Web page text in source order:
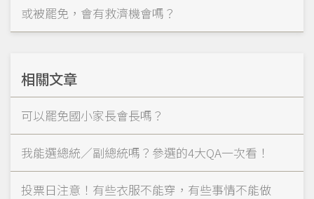
或被罷免，會有救濟機會嗎？
相關文章
可以罷免國小家長會長嗎？
我能選總統／副總統嗎？參選的4大QA一次看！
投票日注意！有些衣服不能穿，有些事情不能做